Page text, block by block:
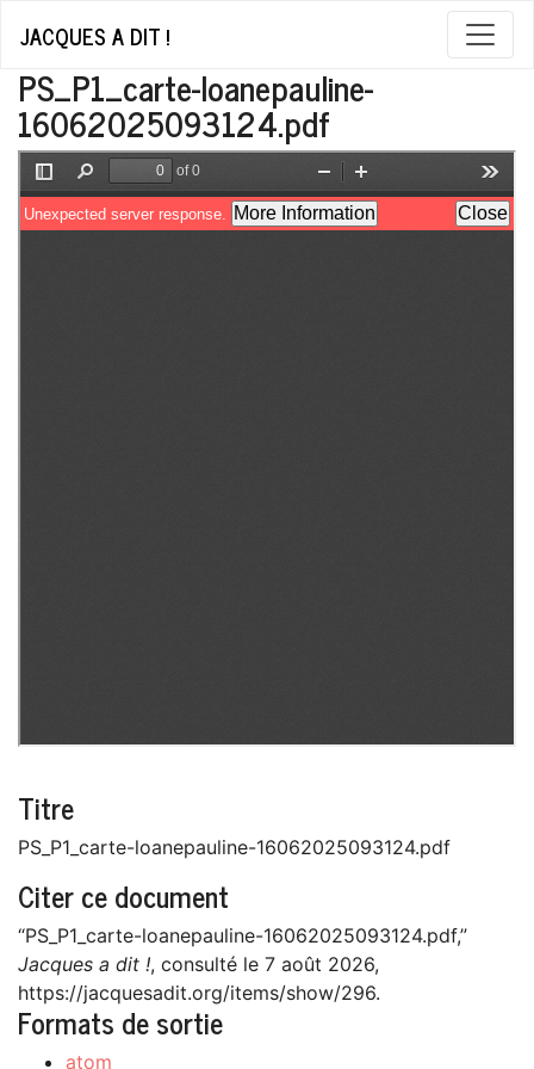
JACQUES A DIT !
PS_P1_carte-loanepauline-
16062025093124.pdf
Titre
PS_P1_carte-loanepauline-16062025093124.pdf
Citer ce document
“PS_P1_carte-loanepauline-16062025093124.pdf,”
Jacques a dit !, consulté le 7 août 2026,
https://jacquesadit.org/items/show/296.
Formats de sortie
atom